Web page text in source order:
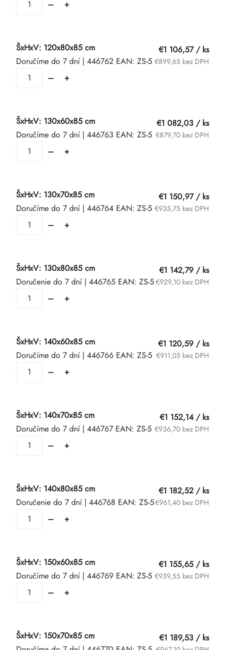
ŠxHxV: 120x80x85 cm
Doručíme do 7 dní | 446762 EAN: ZS-5
€1 106,57 / ks
€899,65 bez DPH
ŠxHxV: 130x60x85 cm
Doručíme do 7 dní | 446763 EAN: ZS-5
€1 082,03 / ks
€879,70 bez DPH
ŠxHxV: 130x70x85 cm
Doručíme do 7 dní | 446764 EAN: ZS-5
€1 150,97 / ks
€935,75 bez DPH
ŠxHxV: 130x80x85 cm
Doručenie do 7 dní | 446765 EAN: ZS-5
€1 142,79 / ks
€929,10 bez DPH
ŠxHxV: 140x60x85 cm
Doručíme do 7 dní | 446766 EAN: ZS-5
€1 120,59 / ks
€911,05 bez DPH
ŠxHxV: 140x70x85 cm
Doručíme do 7 dní | 446767 EAN: ZS-5
€1 152,14 / ks
€936,70 bez DPH
ŠxHxV: 140x80x85 cm
Doručenie do 7 dní | 446768 EAN: ZS-5
€1 182,52 / ks
€961,40 bez DPH
ŠxHxV: 150x60x85 cm
Doručíme do 7 dní | 446769 EAN: ZS-5
€1 155,65 / ks
€939,55 bez DPH
ŠxHxV: 150x70x85 cm
€1 189,53 / ks